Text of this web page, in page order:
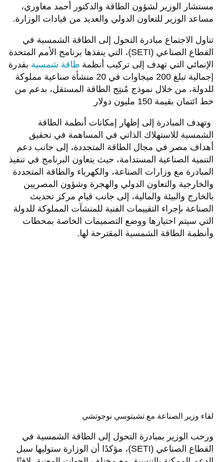
مستشار الوزير لشؤون الطاقة والدكتور أحمد مغاوري،
مساعد الوزير للتعاون الدولي والعديد من قيادات الوزارة.
تناول الاجتماع مبادرة التحول إلى الطاقة الشمسية في
القطاع الصناعي (SETI)، التي ينفذها برنامج الأمم المتحدة
الإنمائي التي تهدف إلى تركيب أنظمة طاقة شمسية بقدرة
إجمالية تبلغ 200 ميجاوات في 20 منشأة صناعية مملوكة
للدولة، من خلال نموذج مُنتِج الطاقة المستقل، بدعم من
خط ائتمان بقيمة 150 مليون دولار
وتهدف المبادرة إلى إظهار إمكانات أنظمة الطاقة
الشمسية للاستهلاك الذاتي في المساهمة في تحقيق
أهداف مصر في مجال الطاقة المتجددة، إلى جانب دعم
التنمية الصناعية المستدامة، حيث يتعاون البرنامج في تنفيذ
المبادرة مع وزارات الصناعة، والكهرباء والطاقة المتجددة
والخارجية والتعاون الدولي والهجرة وشؤون المصريين
بالخارج والبيئة والمالية، إلى جانب قيام مركز تحديث
الصناعة بإجراء التقييمات الفنية للمنشآت المملوكة للدولة
التي سيتم اختيارها ووضع التصميمات الخاصة بمحطات
وأنظمة الطاقة الشمسية المقترحة لها.
لقاء وزير الصناعة مع تشيتوسي نوجوتشي
ورحب الوزير بمبادرة التحول إلى الطاقة الشمسية في
القطاع الصناعي (SETI)، مؤكدًا أن الوزارة ستوليها سبل